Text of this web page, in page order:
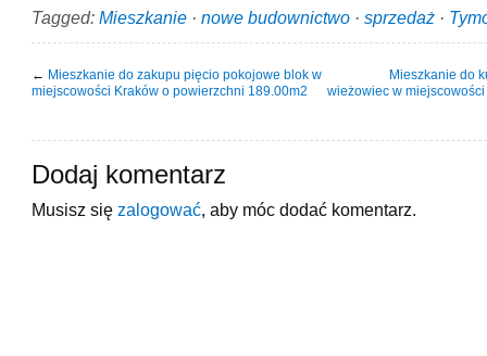
Tagged: Mieszkanie · nowe budownictwo · sprzedaż ·
← Mieszkanie do zakupu pięcio pokojowe blok w
miejscowości Kraków o powierzchni 189.00m2
Mieszkanie do
wieżowiec w
Dodaj komentarz
Musisz się zalogować , aby móc dodać komentarz.